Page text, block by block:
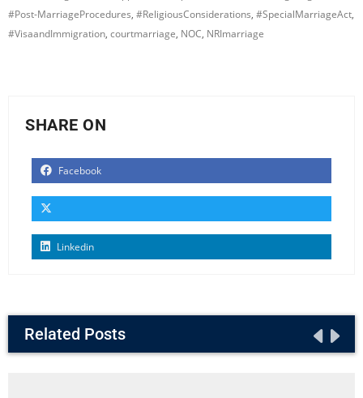
#Post-MarriageProcedures, #ReligiousConsiderations, #SpecialMarriageAct,
#VisaandImmigration, courtmarriage, NOC, NRImarriage
SHARE ON
Facebook
Linkedin
Related Posts